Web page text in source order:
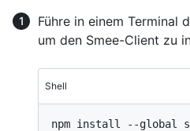
Führe in einem Terminal
um den Smee-Client zu
Shell